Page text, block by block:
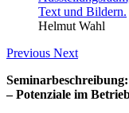
Helmut Wahl
Previous Next
– Potenziale im